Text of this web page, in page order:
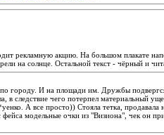
рекламную акцию. На большом плакате
на солнце. Остальной текст - чёрный и
городу. И на площади им. Дружбы
в следствие чего потерпел материальный
А все просто)) Стояла тетка, продавала
модельные очки из "Визиона", чек он